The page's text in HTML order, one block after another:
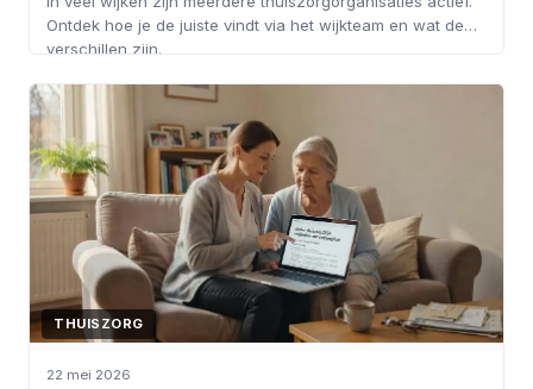
Ontdek hoe je de juiste vindt via het wijkteam en wat de
verschillen zijn.
THUISZORG
22 mei 2026